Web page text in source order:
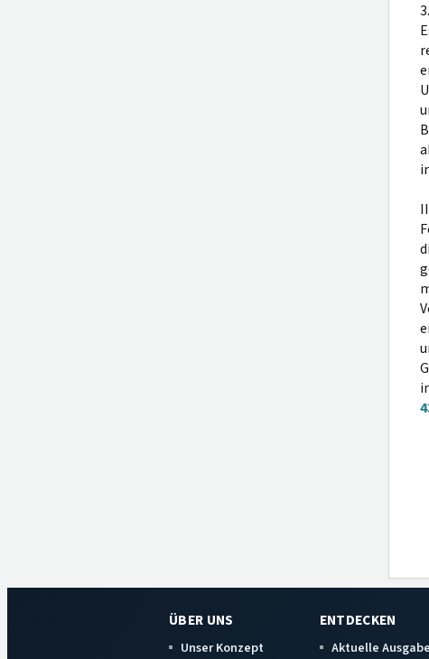
ÜBER UNS
Unser Konzept
ENTDECKEN
Aktuelle Ausgabe